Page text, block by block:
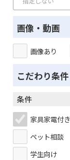
画像・動画
画像あり
こだわり条件
条件
家具家電付き
ペット相談
学生向け